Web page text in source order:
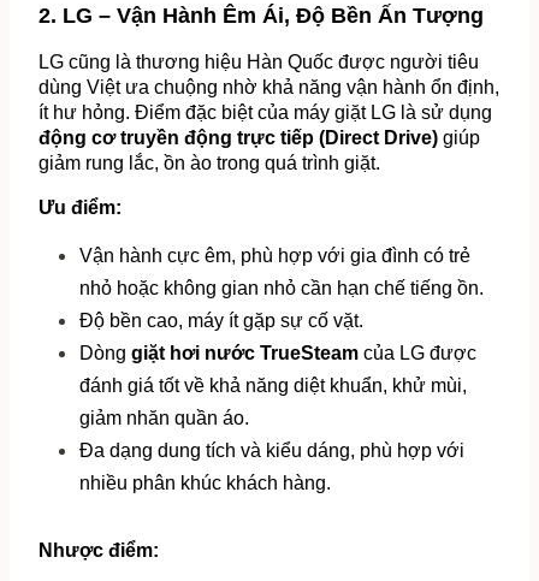
2. LG – Vận Hành Êm Ái, Độ Bền Ấn Tượng
LG cũng là thương hiệu Hàn Quốc được người tiêu
dùng Việt ưa chuộng nhờ khả năng vận hành ổn định,
động cơ truyền động trực tiếp (Direct Drive) giúp
giảm rung lắc, ồn ào trong quá trình giặt.
Ưu điểm:
Vận hành cực êm, phù hợp với gia đình có trẻ
nhỏ hoặc không gian nhỏ cần hạn chế tiếng ồn.
Độ bền cao, máy ít gặp sự cố vặt.
Dòng giặt hơi nước TrueSteam của LG được
đánh giá tốt về khả năng diệt khuẩn, khử mùi,
giảm nhăn quần áo.
Đa dạng dung tích và kiểu dáng, phù hợp với
nhiều phân khúc khách hàng.
Nhược điểm: